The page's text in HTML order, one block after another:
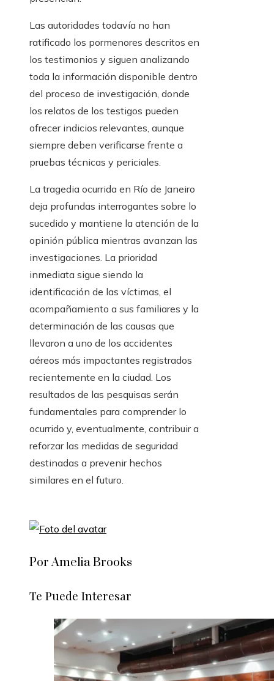
Las autoridades todavía no han
ratificado los pormenores descritos en
los testimonios y siguen analizando
toda la información disponible dentro
del proceso de investigación, donde
los relatos de los testigos pueden
ofrecer indicios relevantes, aunque
siempre deben verificarse frente a
pruebas técnicas y periciales.
La tragedia ocurrida en Río de Janeiro
deja profundas interrogantes sobre lo
sucedido y mantiene la atención de la
opinión pública mientras avanzan las
investigaciones. La prioridad
inmediata sigue siendo la
identificación de las víctimas, el
acompañamiento a sus familiares y la
determinación de las causas que
llevaron a uno de los accidentes
aéreos más impactantes registrados
recientemente en la ciudad. Los
resultados de las pesquisas serán
fundamentales para comprender lo
ocurrido y, eventualmente, contribuir a
reforzar las medidas de seguridad
destinadas a prevenir hechos
similares en el futuro.
Por Amelia Brooks
Te Puede Interesar